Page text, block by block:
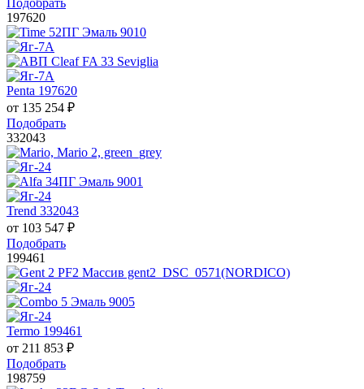
Подобрать
197620
Penta 197620
от 135 254 ₽
Подобрать
332043
Trend 332043
от 103 547 ₽
Подобрать
199461
Termo 199461
от 211 853 ₽
Подобрать
198759